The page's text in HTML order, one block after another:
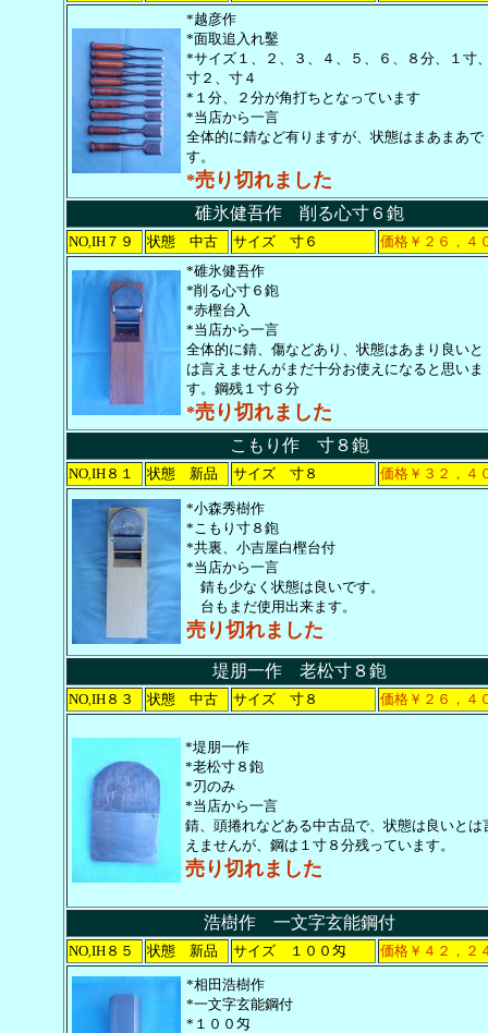
*越彦作
*面取追入れ鑿
*サイズ１、２、３、４、５、６、８分、１寸
寸２、寸４
*１分、２分が角打ちとなっています
*当店から一言
全体的に錆など有りますが、状態はまあまあで
す。
*売り切れました
碓氷健吾作 削る心寸６鉋
NO, IH７９ 状態 中古 サイズ 寸６
価格￥２６，４
*碓氷健吾作
*削る心寸６鉋
*赤樫台入
*当店から一言
全体的に錆、傷などあり、状態はあまり良いと
は言えませんがまだ十分お使えになると思いま
す。鋼残１寸６分
*売り切れました
こもり作 寸８鉋
NO, IH８１ 状態 新品 サイズ 寸８ 価格￥３２，４
*小森秀樹作
*こもり寸８鉋
*共裏、小吉屋白樫台付
*当店から一言
錆も少なく状態は良いです。
台もまだ使用出来ます。
売り切れました
堤朋一作 老松寸８鉋
NO, IH８３ 状態 中古 サイズ 寸８ 価格￥２６，４
*堤朋一作
*老松寸８鉋
*刃のみ
*当店から一言
錆、頭捲れなどある中古品で、状態は良いとは
えませんが、鋼は１寸８分残っています。
売り切れました
浩樹作 一文字玄能鋼付
NO, IH８５ 状態 新品 サイズ １００匁 価格￥４２，２
*相田浩樹作
*一文字玄能鋼付
*１００匁